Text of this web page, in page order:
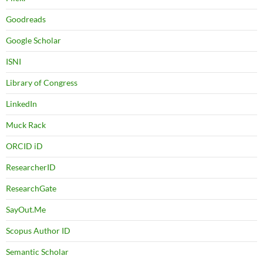
Goodreads
Google Scholar
ISNI
Library of Congress
LinkedIn
Muck Rack
ORCID iD
ResearcherID
ResearchGate
SayOut.Me
Scopus Author ID
Semantic Scholar